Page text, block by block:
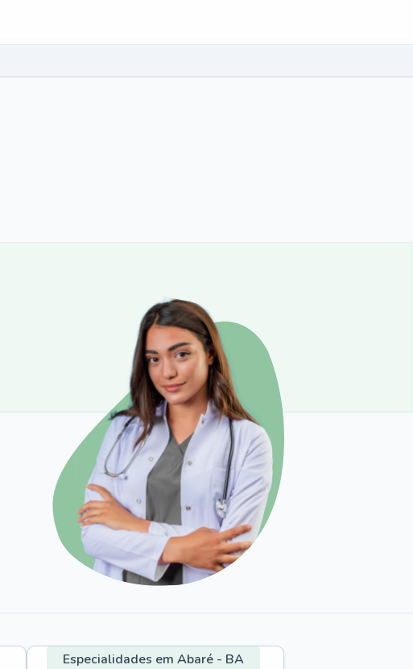
Especialidades em Abaré - BA